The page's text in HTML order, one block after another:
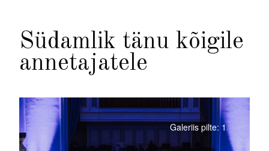
Südamlik tänu kõigile
annetajatele
Galeriis pilte: 1